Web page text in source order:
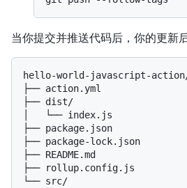
当你提交并推送代码后，你的更新
hello-world-javascript-
├── action.yml
├── dist/
│   └── index.js
├── package.json
├── package-lock.json
├── README.md
├── rollup.config.js
└── src/